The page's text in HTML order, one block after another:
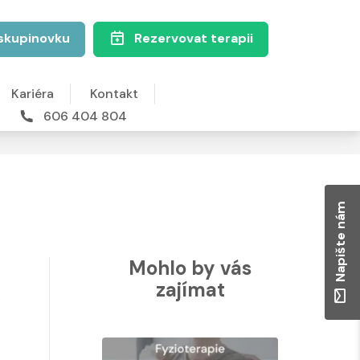
Rezervovat terapii
Kariéra
Kontakt
606 404 804
Mohlo by vás
zajímat
Napište nám